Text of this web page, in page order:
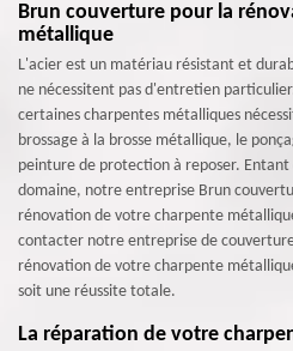
Brun couverture pour la
métallique
L'acier est un matériau résistant et
ne nécessitent pas d'entretien
certaines charpentes métalliques
brossage à la brosse métallique, le
peinture de protection à reposer. Entant
domaine, notre entreprise Brun
rénovation de votre charpente
contacter notre entreprise de
rénovation de votre charpente
soit une réussite totale.
La réparation de votre